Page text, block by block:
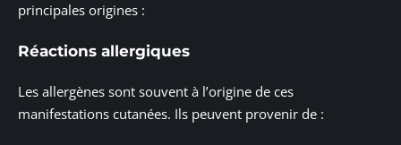
principales origines :
Réactions allergiques
Les allergènes sont souvent à l’origine de ces
manifestations cutanées. Ils peuvent provenir de :